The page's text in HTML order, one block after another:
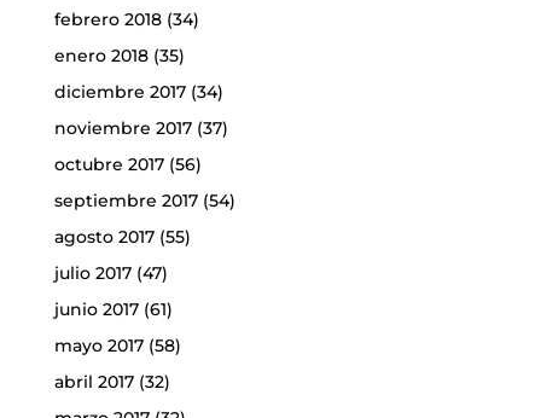
febrero 2018(34)
enero 2018(35)
diciembre 2017(34)
noviembre 2017(37)
octubre 2017(56)
septiembre 2017(54)
agosto 2017(55)
julio 2017(47)
junio 2017(61)
mayo 2017(58)
abril 2017(32)